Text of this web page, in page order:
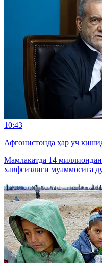
10:43
Афғонистонда ҳар уч
Мамлакатда 14
хавфсизлиги муаммосига